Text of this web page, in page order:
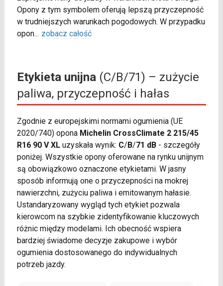
Opony z tym symbolem oferują lepszą przyczepność
w trudniejszych warunkach pogodowych. W przypadku
opon... zobacz całość
Etykieta unijna(C/B/71) – zużycie
paliwa, przyczepność i hałas
Zgodnie z europejskimi normami ogumienia (UE
2020/740) opona Michelin CrossClimate 2 215/45
R16 90 V XLuzyskała wynik: C/B/71 dB- szczegóły
poniżej. Wszystkie opony oferowane na rynku unijnym
są obowiązkowo oznaczone etykietami. W jasny
sposób informują one o przyczepności na mokrej
nawierzchni, zużyciu paliwa i emitowanym hałasie.
Ustandaryzowany wygląd tych etykiet pozwala
kierowcom na szybkie zidentyfikowanie kluczowych
różnic między modelami. Ich obecność wspiera
bardziej świadome decyzje zakupowe i wybór
ogumienia dostosowanego do indywidualnych
potrzeb jazdy.